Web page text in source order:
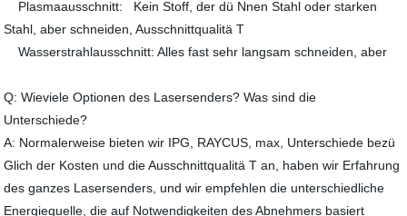
Plasmaausschnitt: Kein Stoff, der dü Nnen Stahl oder starken
Stahl, aber schneiden, Ausschnittqualitä T
Wasserstrahlausschnitt: Alles fast sehr langsam schneiden, aber
Q: Wieviele Optionen des Lasersenders? Was sind die
Unterschiede?
A: Normalerweise bieten wir IPG, RAYCUS, max, Unterschiede bezü
Glich der Kosten und die Ausschnittqualitä T an, haben wir Erfahrung
des ganzes Lasersenders, und wir empfehlen die unterschiedliche
Energiequelle, die auf Notwendigkeiten des Abnehmers basiert